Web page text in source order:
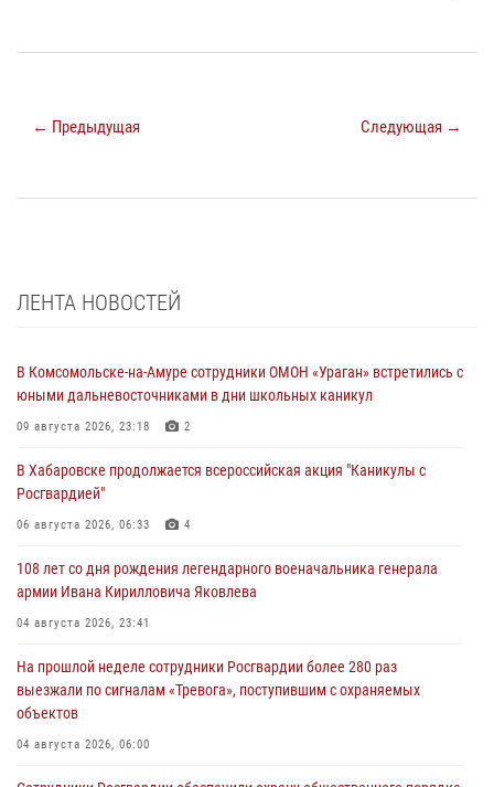
← Предыдущая Следующая →
ЛЕНТА НОВОСТЕЙ
В Комсомольске-на-Амуре сотрудники ОМОН «Ураган» встретились с
юными дальневосточниками в дни школьных каникул
09 августа 2026, 23:18 2
В Хабаровске продолжается всероссийская акция "Каникулы с
Росгвардией"
06 августа 2026, 06:33 4
108 лет со дня рождения легендарного военачальника генерала
армии Ивана Кирилловича Яковлева
04 августа 2026, 23:41
На прошлой неделе сотрудники Росгвардии более 280 раз
выезжали по сигналам «Тревога», поступившим с охраняемых
объектов
04 августа 2026, 06:00